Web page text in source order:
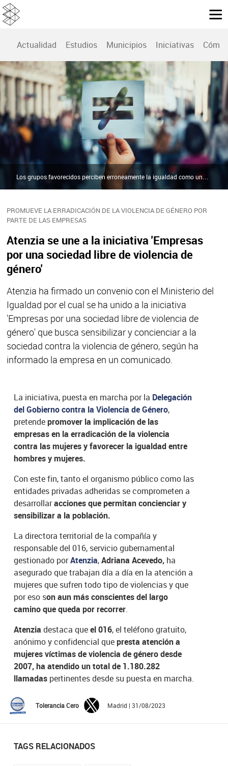
Actualidad Estudios Municipios Iniciativas Cómo
PROMUEVE LA ERRADICACIÓN DE LA VIOLENCIA DE GÉNERO POR
PARTE DE LAS EMPRESAS
Atenzia se une a la iniciativa 'Empresas
por una sociedad libre de violencia de
género'
Atenzia ha firmado un convenio con el Ministerio del
Igualdad por el cual se ha unido a la iniciativa
'Empresas por una sociedad libre de violencia de
género' que busca sensibilizar y concienciar a la
sociedad contra la violencia de género, según ha
informado la empresa en un comunicado.
Los grupos favorecidos perciben erroneamente la igualdad como una amenaza | Sinc
La iniciativa, puesta en marcha por la Delegación
del Gobierno contra la Violencia de Género,
pretendepromover la implicación de las
empresas en la erradicación de la violencia
contra las mujeres y favorecer la igualdad entre
hombres y mujeres.
Con este fin, tanto el organismo público como las
entidades privadas adheridas se comprometen a
desarrollaracciones que permitan concienciar y
sensibilizar a la población.
La directora territorial de la compañía y
responsable del 016, servicio gubernamental
gestionado porAtenzia,Adriana Acevedo, ha
asegurado que trabajan día a día en la atención a
mujeres que sufren todo tipo de violencias y que
por eso son aun más conscientes del largo
camino que queda por recorrer.
Atenzia destaca queel 016, el teléfono gratuito,
anónimo y confidencial quepresta atención a
mujeres víctimas de violencia de género desde
2007,ha atendido un total de 1.180.282
llamadas pertinentes desde su puesta en marcha.
Tolerancia Cero Madrid | 31/08/2023
TAGS RELACIONADOS